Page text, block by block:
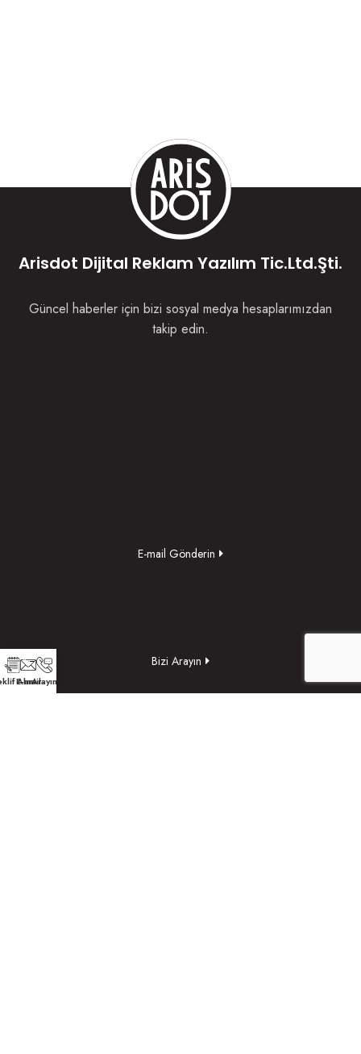
Arisdot Dijital Reklam Yazılım Tic.Ltd.Şti.
Güncel haberler için bizi sosyal medya hesaplarımızdan
takip edin.
E-mail Gönderin
Bizi Arayın
Alın
E-mailArayın